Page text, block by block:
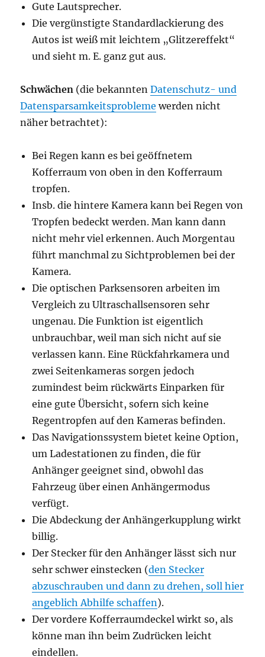
Gute Lautsprecher.
Die vergünstigte Standardlackierung des
Autos ist weiß mit leichtem „Glitzereffekt“
und sieht m. E. ganz gut aus.
Schwächen (die bekanntenDatenschutz- und
Datensparsamkeitsprobleme werden nicht
näher betrachtet):
Bei Regen kann es bei geöffnetem
Kofferraum von oben in den Kofferraum
tropfen.
Insb. die hintere Kamera kann bei Regen von
Tropfen bedeckt werden. Man kann dann
nicht mehr viel erkennen. Auch Morgentau
führt manchmal zu Sichtproblemen bei der
Kamera.
Die optischen Parksensoren arbeiten im
Vergleich zu Ultraschallsensoren sehr
ungenau. Die Funktion ist eigentlich
unbrauchbar, weil man sich nicht auf sie
verlassen kann. Eine Rückfahrkamera und
zwei Seitenkameras sorgen jedoch
zumindest beim rückwärts Einparken für
eine gute Übersicht, sofern sich keine
Regentropfen auf den Kameras befinden.
Das Navigationssystem bietet keine Option,
um Ladestationen zu finden, die für
Anhänger geeignet sind, obwohl das
Fahrzeug über einen Anhängermodus
verfügt.
Die Abdeckung der Anhängerkupplung wirkt
billig.
Der Stecker für den Anhänger lässt sich nur
sehr schwer einstecken (den Stecker
abzuschrauben und dann zu drehen, soll hier
angeblich Abhilfe schaffen).
Der vordere Kofferraumdeckel wirkt so, als
könne man ihn beim Zudrücken leicht
eindellen.